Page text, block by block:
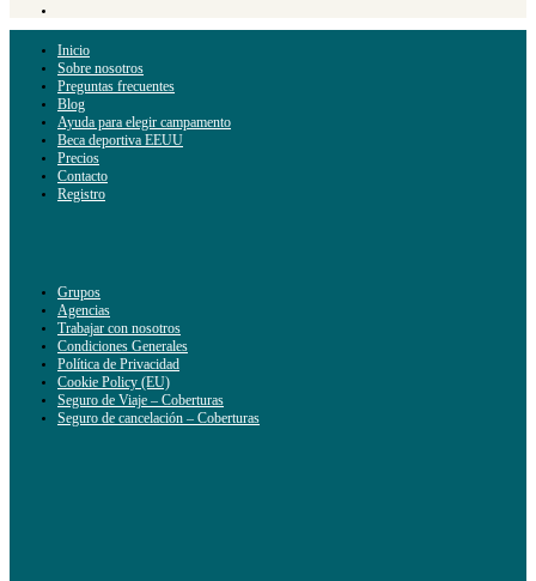
Inicio
Sobre nosotros
Preguntas frecuentes
Blog
Ayuda para elegir campamento
Beca deportiva EEUU
Precios
Contacto
Registro
Grupos
Agencias
Trabajar con nosotros
Condiciones Generales
Política de Privacidad
Cookie Policy (EU)
Seguro de Viaje – Coberturas
Seguro de cancelación – Coberturas